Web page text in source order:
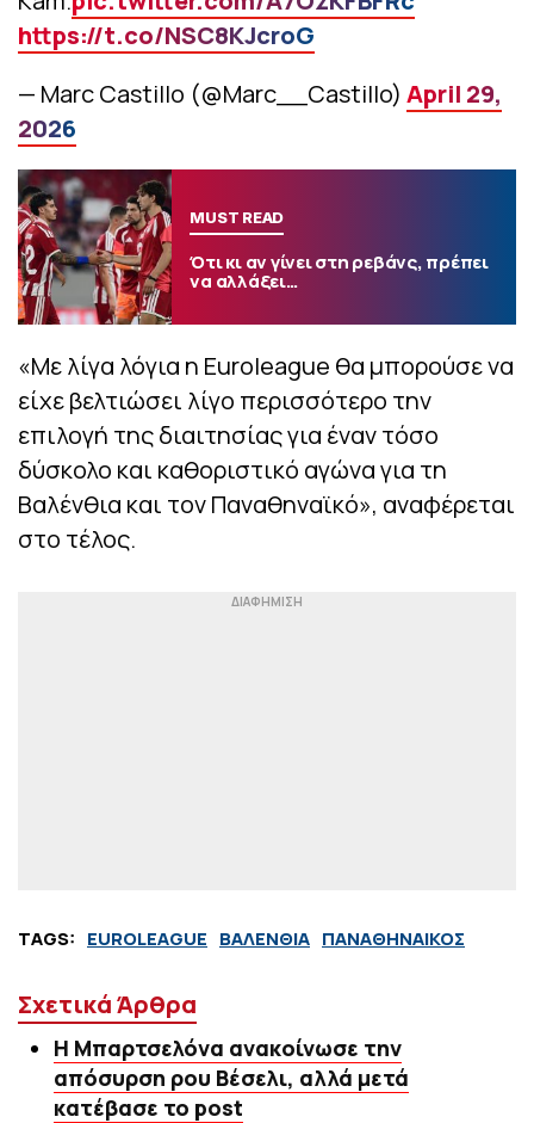
https://t.co/NSC8KJcroG
— Marc Castillo (@Marc__Castillo) April 29,
2026
MUST READ
Ότι κι αν γίνει στη ρεβάνς, πρέπει
να αλλάξει…
«Με λίγα λόγια η Euroleague θα μπορούσε να
είχε βελτιώσει λίγο περισσότερο την
επιλογή της διαιτησίας για έναν τόσο
δύσκολο και καθοριστικό αγώνα για τη
Βαλένθια και τον Παναθηναϊκό», αναφέρεται
στο τέλος.
TAGS: EUROLEAGUE ΒΑΛΕΝΘΙΑ ΠΑΝΑΘΗΝΑΙΚΟΣ
Σχετικά Άρθρα
Η Μπαρτσελόνα ανακοίνωσε την
απόσυρση ρου Βέσελι, αλλά μετά
κατέβασε το post